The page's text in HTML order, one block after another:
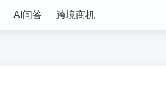
AI问答 跨境商机